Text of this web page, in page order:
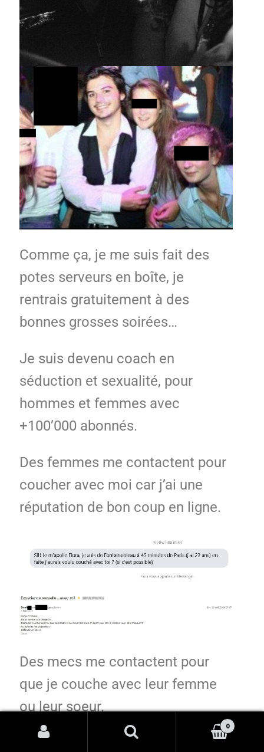
Comme ça, je me suis fait des
potes serveurs en boîte, je
rentrais gratuitement à des
bonnes grosses soirées…
Je suis devenu coach en
séduction et sexualité, pour
hommes et femmes avec
+100’000 abonnés.
Des femmes me contactent pour
coucher avec moi car j’ai une
réputation de bon coup en ligne.
Des mecs me contactent pour
que je couche avec leur femme
ou leur soeur.
0